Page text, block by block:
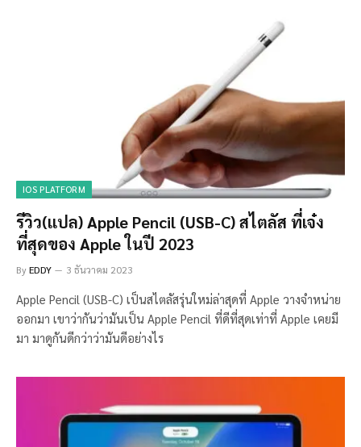
IOS PLATFORM
รีวิว(แปล) Apple Pencil (USB-C) สไตลัส ที่เจ๋ง
ที่สุดของ Apple ในปี 2023
ByEDDY 3 ธันวาคม 2023
Apple Pencil (USB-C) เป็นสไตลัสรุ่นใหม่ล่าสุดที่ Apple วางจำหน่าย
ออกมา เขาว่ากันว่ามันเป็น Apple Pencil ที่ดีที่สุดเท่าที่ Apple เคยมี
มา มาดูกันดีกว่าว่ามันดีอย่างไร